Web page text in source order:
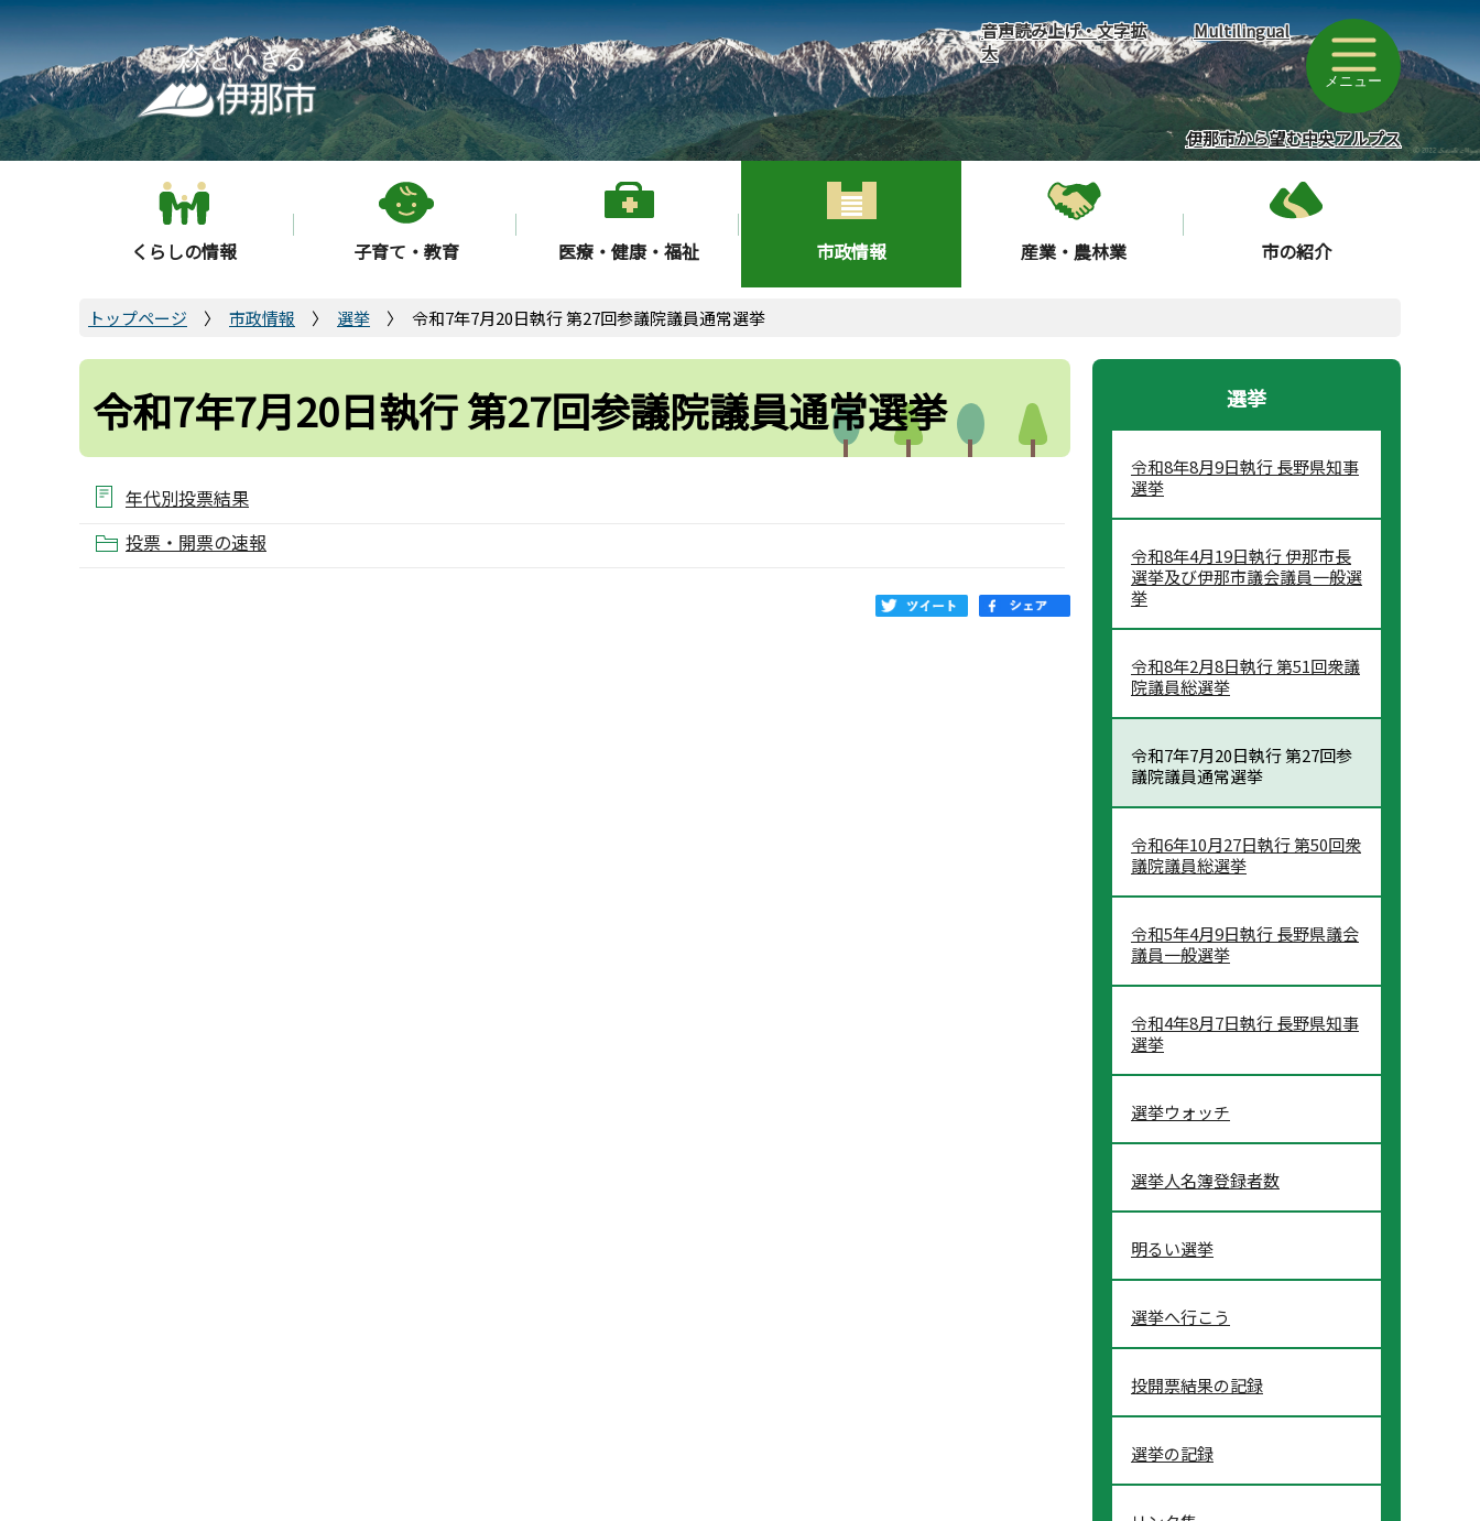
こ
の
ペ
ー
ジ
の
音声読み上げ・文字拡
大
Multilingual
メニュー
伊那市から望む中央アルプス
くらしの情報 子育て・教育 医療・健康・福祉 市政情報 産業・農林業 市の紹介
トップページ 市政情報 選挙 令和7年7月20日執行 第27回参議院議員通常選挙
令和7年7月20日執行 第27回参議院議員通常選挙
年代別投票結果
投票・開票の速報
選挙
令和8年8月9日執行 長野県知事
選挙
令和8年4月19日執行 伊那市長
選挙及び伊那市議会議員一般選
挙
令和8年2月8日執行 第51回衆議
院議員総選挙
令和7年7月20日執行 第27回参
議院議員通常選挙
令和6年10月27日執行 第50回衆
議院議員総選挙
令和5年4月9日執行 長野県議会
議員一般選挙
令和4年8月7日執行 長野県知事
選挙
選挙ウォッチ
選挙人名簿登録者数
明るい選挙
選挙へ行こう
投開票結果の記録
選挙の記録